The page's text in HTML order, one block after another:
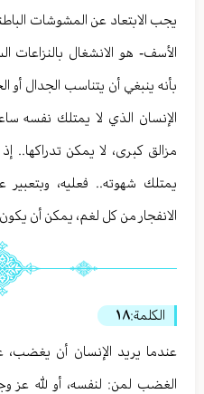
يجب الابتعاد عن المشوشات
الأسف- هو الانشغال بالنزاعات
بأنه ينبغي أن يتناسب الجدال
الإنسان الذي لا يمتلك نفسه
مزالق كبرى، لا يمكن تدراكها..
يمتلك شهوته.. فعليه،
الانفجار من كل لغم، يمكن أن
الكلمة:١٨
عندما يريد الإنسان أن يغضب،
الغضب لمن: لنفسه، أو لله عز